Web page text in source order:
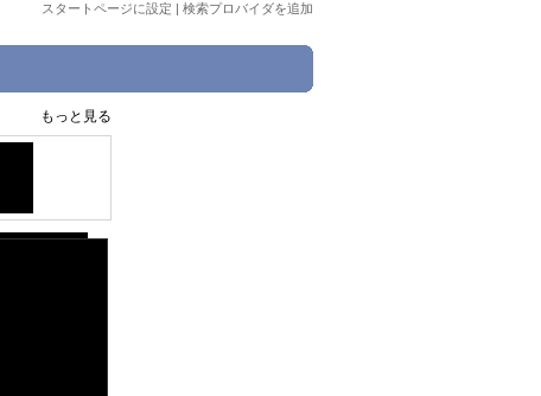
スタートページに設定 | 検索プロバイダを追加
もっと見る